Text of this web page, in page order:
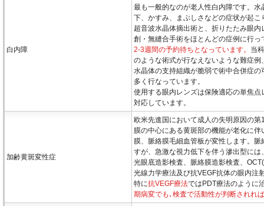
白内障
最も一般的なのが老人性白内障です。
下、かすみ、まぶしさなどの症状が起こ
超音波水晶体摘出術と、折りたたみ眼
創・無縫合手術をほとんどの症例に行っ
2-3週間の予約待ちとなっています。 当
のような術式が行なえないような難症
水晶体の支持組織が脆弱で術中合併症
多く行なっています。
使用する眼内レンズは保険適応の単焦
対応しています。
加齢黄斑変性症
欧米先進国において成人の失明原因の
膜の中心にある黄斑部の機能が老化に
膜、脈絡膜毛細血管板が変性します。
すが、急激な視力低下を伴う滲出型に
光眼底造影検査、脈絡膜造影検査、
光線力学療法及び抗VEGF抗体の眼内注
特に抗VEGF療法ではPDT療法のように
期病変でも､検査で活動性が判断されれ